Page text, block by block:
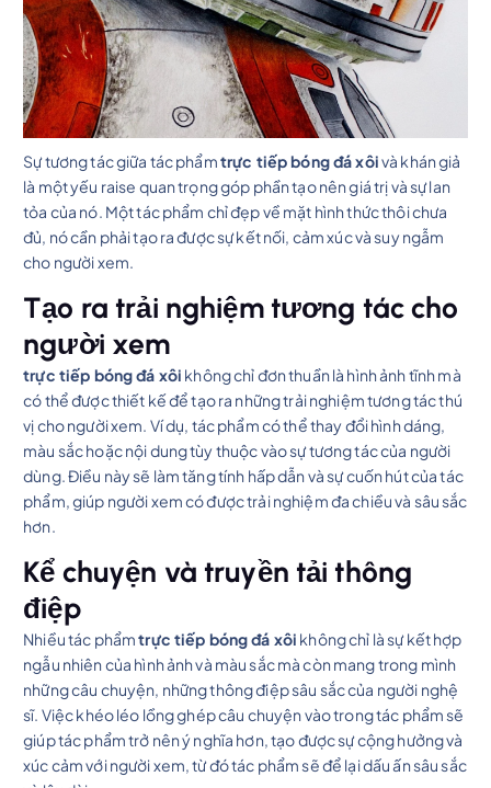
Sự tương tác giữa tác phẩmtrực tiếp bóng đá xôivà khán giả
là một yếu raise quan trọng góp phần tạo nên giá trị và sự lan
tỏa của nó. Một tác phẩm chỉ đẹp về mặt hình thức thôi chưa
đủ, nó cần phải tạo ra được sự kết nối, cảm xúc và suy ngẫm
cho người xem.
Tạo ra trải nghiệm tương tác cho
người xem
trực tiếp bóng đá xôi không chỉ đơn thuần là hình ảnh tĩnh mà
có thể được thiết kế để tạo ra những trải nghiệm tương tác thú
vị cho người xem. Ví dụ, tác phẩm có thể thay đổi hình dáng,
màu sắc hoặc nội dung tùy thuộc vào sự tương tác của người
dùng. Điều này sẽ làm tăng tính hấp dẫn và sự cuốn hút của tác
phẩm, giúp người xem có được trải nghiệm đa chiều và sâu sắc
hơn.
Kể chuyện và truyền tải thông
điệp
Nhiều tác phẩmtrực tiếp bóng đá xôi không chỉ là sự kết hợp
ngẫu nhiên của hình ảnh và màu sắc mà còn mang trong mình
những câu chuyện, những thông điệp sâu sắc của người nghệ
sĩ. Việc khéo léo lồng ghép câu chuyện vào trong tác phẩm sẽ
giúp tác phẩm trở nên ý nghĩa hơn, tạo được sự cộng hưởng và
xúc cảm với người xem, từ đó tác phẩm sẽ để lại dấu ấn sâu sắc